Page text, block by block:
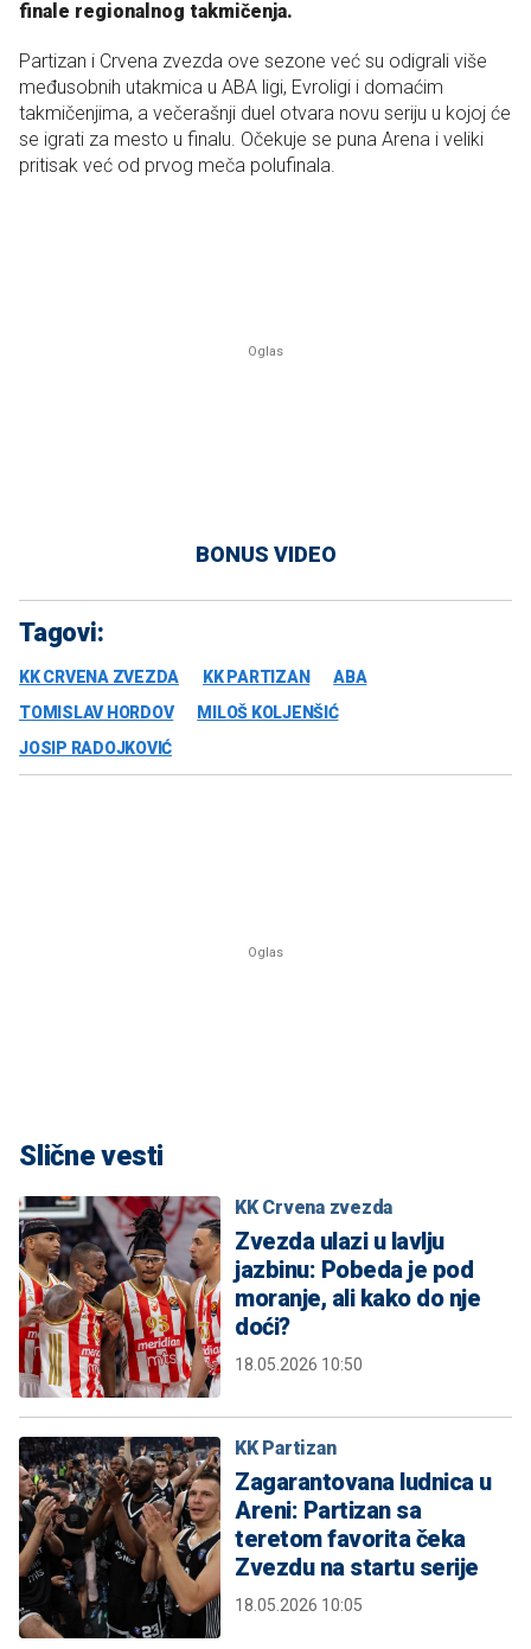
finale regionalnog takmičenja.
Partizan i Crvena zvezda ove sezone već su odigrali više
međusobnih utakmica u ABA ligi, Evroligi i domaćim
takmičenjima, a večerašnji duel otvara novu seriju u kojoj će
se igrati za mesto u finalu. Očekuje se puna Arena i veliki
pritisak već od prvog meča polufinala.
BONUS VIDEO
Tagovi:
KK CRVENA ZVEZDA KK PARTIZAN
ABA
TOMISLAV HORDOV
MILOŠ KOLJENŠIĆ
JOSIP RADOJKOVIĆ
Slične vesti
KK Crvena zvezda
Zvezda ulazi u lavlju
jazbinu: Pobeda je pod
moranje, ali kako do nje
doći?
18.05.2026 10:50
KK Partizan
Zagarantovana ludnica u
Areni: Partizan sa
teretom favorita čeka
Zvezdu na startu serije
18.05.2026 10:05